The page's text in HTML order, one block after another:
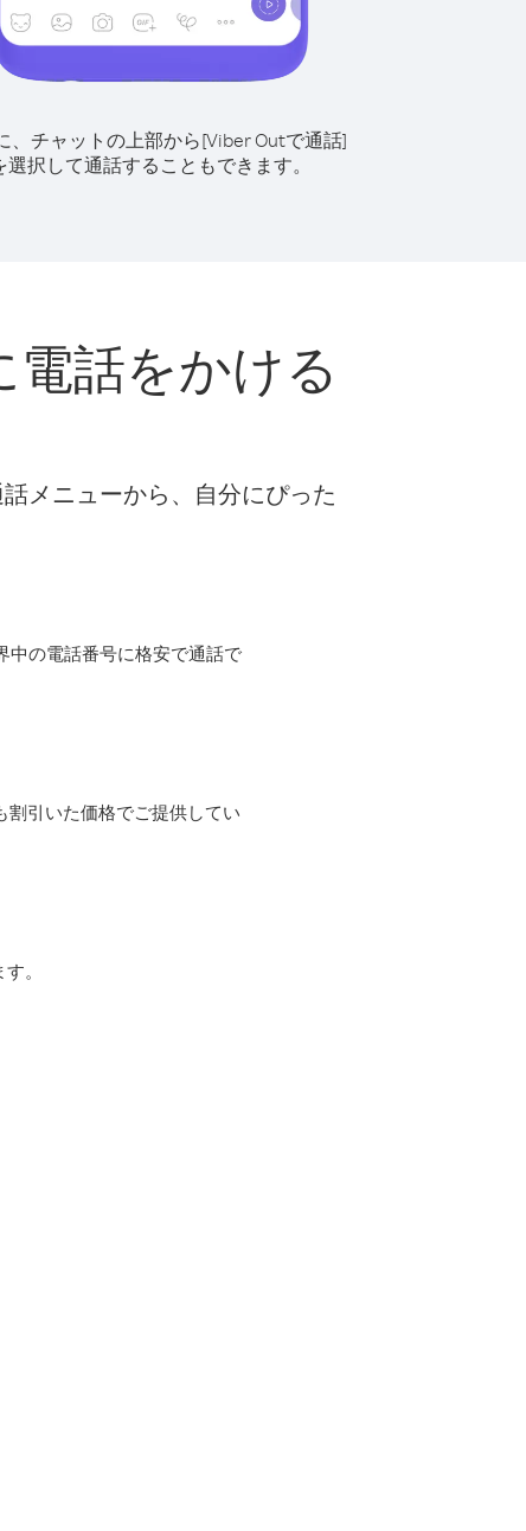
、チャットの上部から[Viber Outで通話]
選択して通話することもできます。
話をかける
メニューから、自分にぴった
中の電話番号に格安で通話で
引いた価格でご提供してい
。